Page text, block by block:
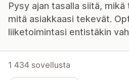
Pysy ajan tasalla siitä, mikä
mitä asiakkaasi tekevät.
liiketoimintasi entistäkin
1 434 sovellusta